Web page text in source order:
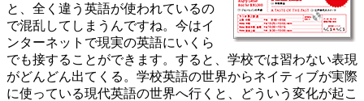
と、全く違う英語が使われているの
で混乱してしまうんですね。今はイ
ンターネットで現実の英語にいくら
でも接することができます。すると、学校では習わない表現
がどんどん出てくる。学校英語の世界からネイティブが実際
に使っている現代英語の世界へ行くと、どういう変化が起こ